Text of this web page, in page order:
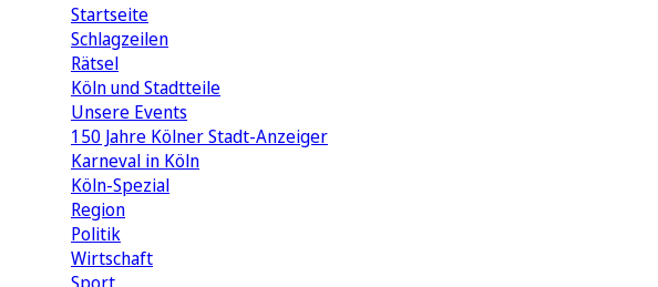
Startseite
Schlagzeilen
Rätsel
Köln und Stadtteile
Unsere Events
150 Jahre Kölner Stadt-Anzeiger
Karneval in Köln
Köln-Spezial
Region
Politik
Wirtschaft